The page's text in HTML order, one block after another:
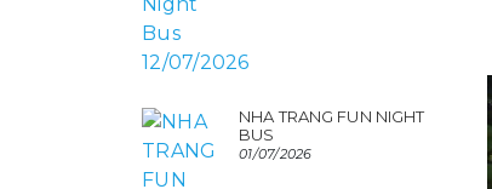
NHA TRANG FUN NIGHT
BUS
01/07/2026